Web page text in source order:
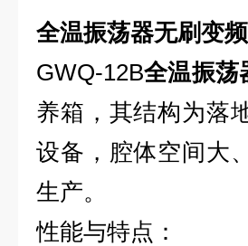
全温振荡器无刷变
GWQ-12B全温振荡
养箱，其结构为落
设备，腔体空间大
生产。
性能与特点：